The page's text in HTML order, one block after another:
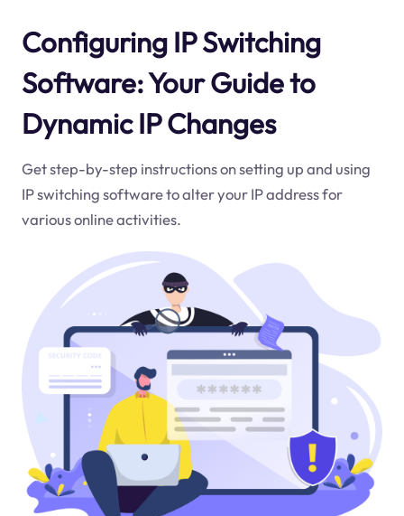
Configuring IP Switching
Software: Your Guide to
Dynamic IP Changes
Get step-by-step instructions on setting up and using
IP switching software to alter your IP address for
various online activities.